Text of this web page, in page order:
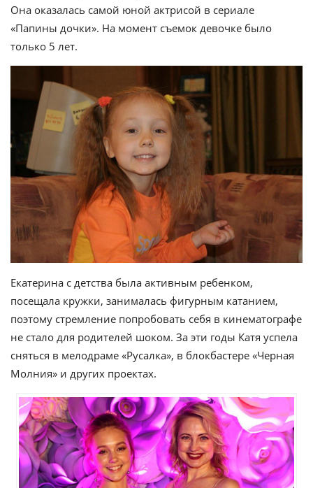
Она оказалась самой юной актрисой в сериале
«Папины дочки». На момент съемок девочке было
только 5 лет.
Екатерина с детства была активным ребенком,
посещала кружки, занималась фигурным катанием,
поэтому стремление попробовать себя в кинематографе
не стало для родителей шоком. За эти годы Катя успела
сняться в мелодраме «Русалка», в блокбастере «Черная
Молния» и других проектах.